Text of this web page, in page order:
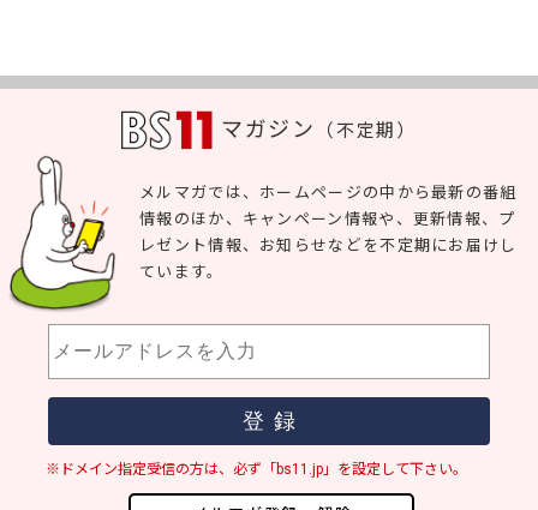
マガジン （不定期）
メルマガでは、ホームページの中から最新の番組
情報のほか、キャンペーン情報や、更新情報、プ
レゼント情報、お知らせなどを不定期にお届けし
ています。
※ドメイン指定受信の方は、必ず「bs11.jp」を設定して下さい。